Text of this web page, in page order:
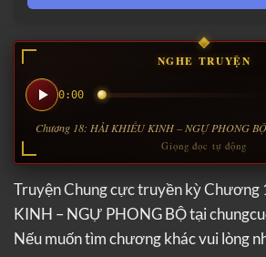
NGHE TRUYỆN
0:00
Chương 18: HẢI KHIẾU KINH – NGỰ PHONG BỘ
Giọng đọc tự động
Truyện Chung cực truyền kỳ Chương
KINH – NGỰ PHONG BỘ tại
Nếu muốn tìm chương khác vui lòng